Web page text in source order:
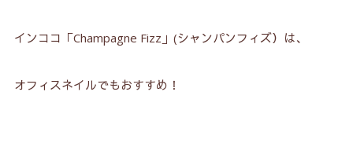
インココ「Champagne Fizz」(シャンパンフィズ）は、
オフィスネイルでもおすすめ！